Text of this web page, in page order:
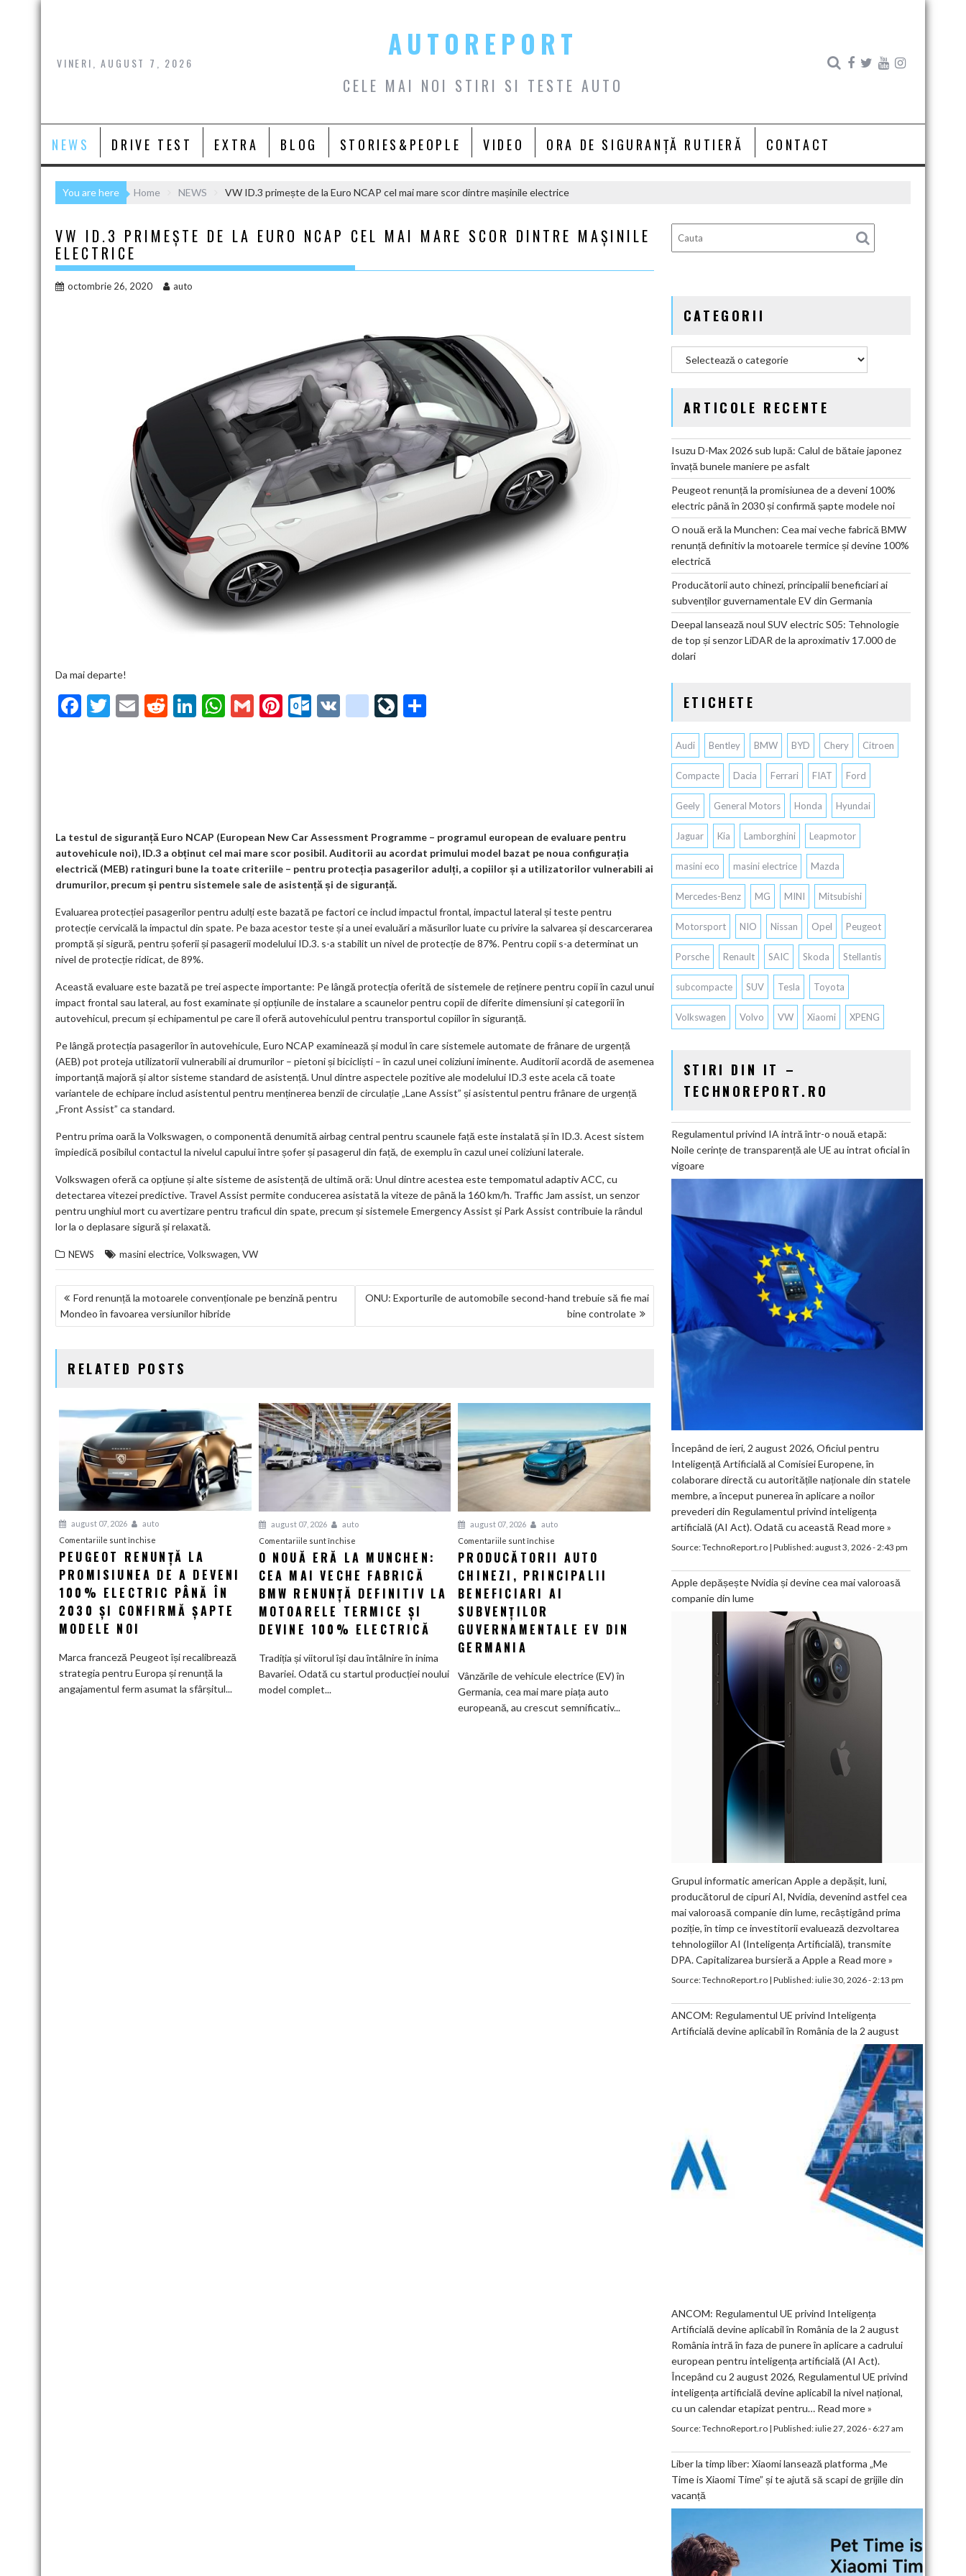
Skip
VINERI, AUGUST 7, 2026
AUTOREPORT
CELE MAI NOI STIRI SI TESTE AUTO
NEWS DRIVE TEST EXTRA BLOG STORIES&PEOPLE VIDEO ORA DE SIGURANȚĂ RUTIERĂ CONTACT
You are here Home NEWS VW ID.3 primește de la Euro NCAP cel mai mare scor dintre mașinile electrice
VW ID.3 PRIMEȘTE DE LA EURO NCAP CEL MAI MARE SCOR DINTRE MAȘINILE
ELECTRICE
octombrie 26, 2020 auto
Da mai departe!
F
k
T
E
R
Li W
p
G
Pi O
m
V
g
o
o
k
m
ar
Li
La testul de siguranță Euro NCAP (European New Car Assessment Programme – programul european de evaluare pentru
autovehicule noi), ID.3 a obținut cel mai mare scor posibil. Auditorii au acordat primului model bazat pe noua configurația
electrică (MEB) ratinguri bune la toate criteriile – pentru protecția pasagerilor adulți, a copiilor și a utilizatorilor vulnerabili ai
drumurilor, precum și pentru sistemele sale de asistență și de siguranță.
Evaluarea protecției pasagerilor pentru adulți este bazată pe factori ce includ impactul frontal, impactul lateral și teste pentru
protecție cervicală la impactul din spate. Pe baza acestor teste și a unei evaluări a măsurilor luate cu privire la salvarea și descarcerarea
promptă și sigură, pentru șoferii și pasagerii modelului ID.3. s-a stabilit un nivel de protecție de 87%. Pentru copii s-a determinat un
nivel de protecție ridicat, de 89%.
Această evaluare este bazată pe trei aspecte importante: Pe lângă protecția oferită de sistemele de reținere pentru copii în cazul unui
impact frontal sau lateral, au fost examinate și opțiunile de instalare a scaunelor pentru copii de diferite dimensiuni și categorii în
autovehicul, precum și echipamentul pe care îl oferă autovehiculul pentru transportul copiilor în siguranță.
Pe lângă protecția pasagerilor în autovehicule, Euro NCAP examinează și modul în care sistemele automate de frânare de urgență
(AEB) pot proteja utilizatorii vulnerabili ai drumurilor – pietoni și bicicliști – în cazul unei coliziuni iminente. Auditorii acordă de asemenea
importanță majoră și altor sisteme standard de asistență. Unul dintre aspectele pozitive ale modelului ID.3 este acela că toate
variantele de echipare includ asistentul pentru menținerea benzii de circulație „Lane Assist” și asistentul pentru frânare de urgență
„Front Assist” ca standard.
Pentru prima oară la Volkswagen, o componentă denumită airbag central pentru scaunele față este instalată și în ID.3. Acest sistem
împiedică posibilul contactul la nivelul capului între șofer și pasagerul din față, de exemplu în cazul unei coliziuni laterale.
Volkswagen oferă ca opțiune și alte sisteme de asistență de ultimă oră: Unul dintre acestea este tempomatul adaptiv ACC, cu
detectarea vitezei predictive. Travel Assist permite conducerea asistată la viteze de până la 160 km/h. Traffic Jam assist, un senzor
pentru unghiul mort cu avertizare pentru traficul din spate, precum și sistemele Emergency Assist și Park Assist contribuie la rândul
lor la o deplasare sigură și relaxată.
NEWS masini electrice, Volkswagen, VW
NAVIGARE
ÎN
Ford renunță la motoarele convenționale pe benzină pentru
Mondeo în favoarea versiunilor hibride
ONU: Exporturile de automobile second-hand trebuie să fie mai
bine controlate
RELATED POSTS
august 07, 2026
auto
Comentariile sunt închise
Peugeot
renunță
la
promisiunea
de
electric
PEUGEOT RENUNȚĂ LA
PROMISIUNEA DE A DEVENI
100% ELECTRIC PÂNĂ ÎN
2030 ȘI CONFIRMĂ ȘAPTE
MODELE NOI
Marca franceză Peugeot își recalibrează
strategia pentru Europa și renunță la
angajamentul ferm asumat la sfârșitul...
august 07, 2026
auto
Comentariile sunt închisepentru
O
nouă
eră
Munchen:
Cea
fabrică
O NOUĂ ERĂ LA MUNCHEN:
CEA MAI VECHE FABRICĂ
BMW RENUNȚĂ DEFINITIV LA
MOTOARELE TERMICE ȘI
DEVINE 100% ELECTRICĂ
Tradiția și viitorul își dau întâlnire în inima
Bavariei. Odată cu startul producției noului
model complet...
august 07, 2026
auto
Comentariile sunt închise
Producătorii
auto
chinezi,
ai
EV
din
Germania
PRODUCĂTORII AUTO
CHINEZI, PRINCIPALII
BENEFICIARI AI
SUBVENȚILOR
GUVERNAMENTALE EV DIN
GERMANIA
Vânzările de vehicule electrice (EV) în
Germania, cea mai mare piața auto
europeană, au crescut semnificativ...
CATEGORII
ARTICOLE RECENTE
Isuzu D-Max 2026 sub lupă: Calul de bătaie japonez
învață bunele maniere pe asfalt
Peugeot renunță la promisiunea de a deveni 100%
electric până în 2030 și confirmă șapte modele noi
O nouă eră la Munchen: Cea mai veche fabrică BMW
renunță definitiv la motoarele termice și devine 100%
electrică
Producătorii auto chinezi, principalii beneficiari ai
subvenților guvernamentale EV din Germania
Deepal lansează noul SUV electric S05: Tehnologie
de top și senzor LiDAR de la aproximativ 17.000 de
dolari
ETICHETE
Audi Bentley BMW BYD Chery Citroen
Compacte Dacia Ferrari FIAT Ford
Geely General Motors Honda Hyundai
Jaguar Kia Lamborghini Leapmotor
masini eco masini electrice Mazda
Mercedes-Benz MG MINI Mitsubishi
Motorsport NIO Nissan Opel Peugeot
Porsche Renault SAIC Skoda Stellantis
subcompacte SUV Tesla Toyota
Volkswagen Volvo VW Xiaomi XPENG
STIRI DIN IT –
TECHNOREPORT.RO
Regulamentul privind IA intră într-o nouă etapă:
Noile cerințe de transparență ale UE au intrat oficial în
vigoare
Începând de ieri, 2 august 2026, Oficiul pentru
Inteligență Artificială al Comisiei Europene, în
colaborare directă cu autoritățile naționale din statele
membre, a început punerea în aplicare a noilor
prevederi din Regulamentul privind inteligența
artificială (AI Act). Odată cu această Read more »
Source:TechnoReport.ro| Published:august 3, 2026 - 2:43 pm
Apple depășește Nvidia și devine cea mai valoroasă
companie din lume
Grupul informatic american Apple a depășit, luni,
producătorul de cipuri AI, Nvidia, devenind astfel cea
mai valoroasă companie din lume, recâștigând prima
poziție, în timp ce investitorii evaluează dezvoltarea
tehnologiilor AI (Inteligența Artificială), transmite
DPA. Capitalizarea bursieră a Apple a Read more »
Source:TechnoReport.ro| Published:iulie 30, 2026 - 2:13 pm
ANCOM: Regulamentul UE privind Inteligența
Artificială devine aplicabil în România de la 2 august
ANCOM: Regulamentul UE privind Inteligența
Artificială devine aplicabil în România de la 2 august
România intră în faza de punere în aplicare a cadrului
european pentru inteligența artificială (AI Act).
Începând cu 2 august 2026, Regulamentul UE privind
inteligența artificială devine aplicabil la nivel național,
cu un calendar etapizat pentru… Read more »
Source:TechnoReport.ro| Published:iulie 27, 2026 - 6:27 am
Liber la timp liber: Xiaomi lansează platforma „Me
Time is Xiaomi Time” și te ajută să scapi de grijile din
vacanță